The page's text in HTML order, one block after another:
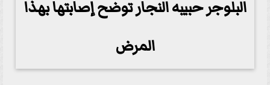
البلوجر حبيبه النجار توضح إصابتها بهذا
المرض